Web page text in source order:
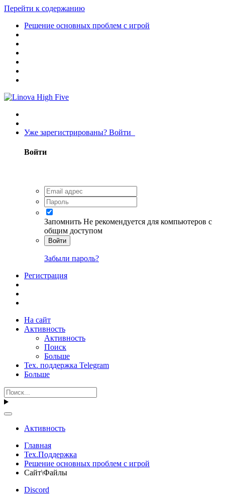
Перейти к содержанию
Решение основных проблем с игрой
Уже зарегистрированы? Войти
Войти
Запомнить Не рекомендуется для компьютеров с
общим доступом
Войти
Забыли пароль?
Регистрация
На сайт
Активность
Активность
Поиск
Больше
Тех. поддержка Telegram
Больше
Активность
Главная
Тех.Поддержка
Решение основных проблем с игрой
Сайт\Файлы
Discord